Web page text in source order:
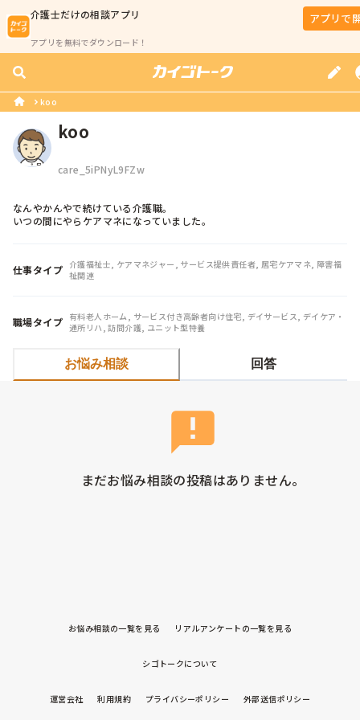
介護士だけの相談アプリ
アプリを無料でダウンロード！
アプリで
koo
koo
care_5iPNyL9FZw
なんやかんやで続けている介護職。
いつの間にやらケアマネになっていました。
仕事タイプ 介護福祉士, ケアマネジャー, サービス提供責任者, 居宅ケアマネ, 障害福
祉関連
職場タイプ 有料老人ホーム, サービス付き高齢者向け住宅, デイサービス, デイケア・
通所リハ, 訪問介護, ユニット型特養
お悩み相談 回答
まだお悩み相談の投稿はありません。
お悩み相談の一覧を見る リアルアンケートの一覧を見る
シゴトークについて
運営会社 利用規約 プライバシーポリシー 外部送信ポリシー